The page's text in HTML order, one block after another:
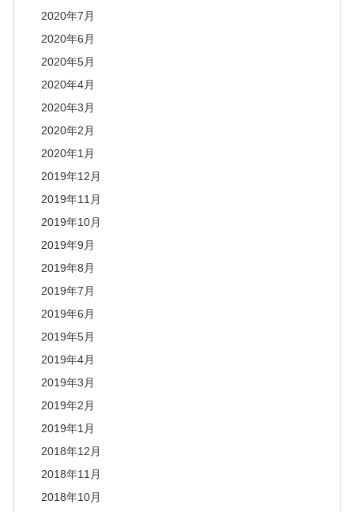
2020年7月
2020年6月
2020年5月
2020年4月
2020年3月
2020年2月
2020年1月
2019年12月
2019年11月
2019年10月
2019年9月
2019年8月
2019年7月
2019年6月
2019年5月
2019年4月
2019年3月
2019年2月
2019年1月
2018年12月
2018年11月
2018年10月